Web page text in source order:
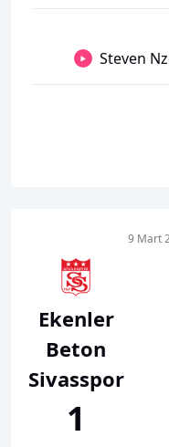
Steven
Ekenler
Beton
Sivasspor
1
9 Mart